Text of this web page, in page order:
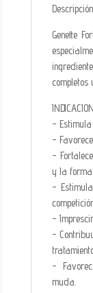
minerales
Genette
- Estimula
-
-
y la
-
-
-
-
muda.